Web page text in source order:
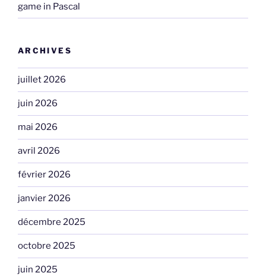
game in Pascal
ARCHIVES
juillet 2026
juin 2026
mai 2026
avril 2026
février 2026
janvier 2026
décembre 2025
octobre 2025
juin 2025